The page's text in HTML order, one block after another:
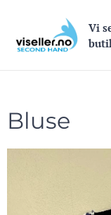
Vi
Bluse